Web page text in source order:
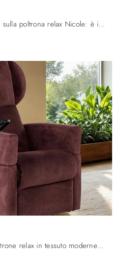
Clicca e ottieni informazioni sulla poltrona relax Nicole: è ideale per accompagnare ogni movimento con facilità; guarda tutte le Poltrone relax in ...
Scopri la nostra serie di Poltrone relax in tessuto moderne: scegli il modello Roby di Spaziorelax con movimento relax.